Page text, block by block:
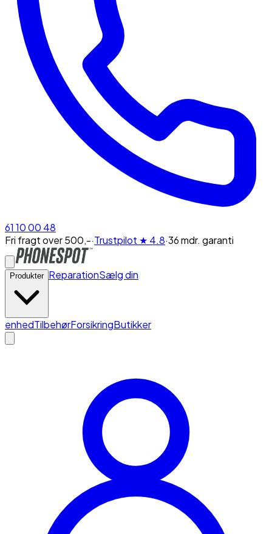
61 10 00 48
Fri fragt over 500,-·Trustpilot ★ 4.8·36 mdr. garanti
Produkter ReparationSælg din
enhedTilbehørForsikringButikker